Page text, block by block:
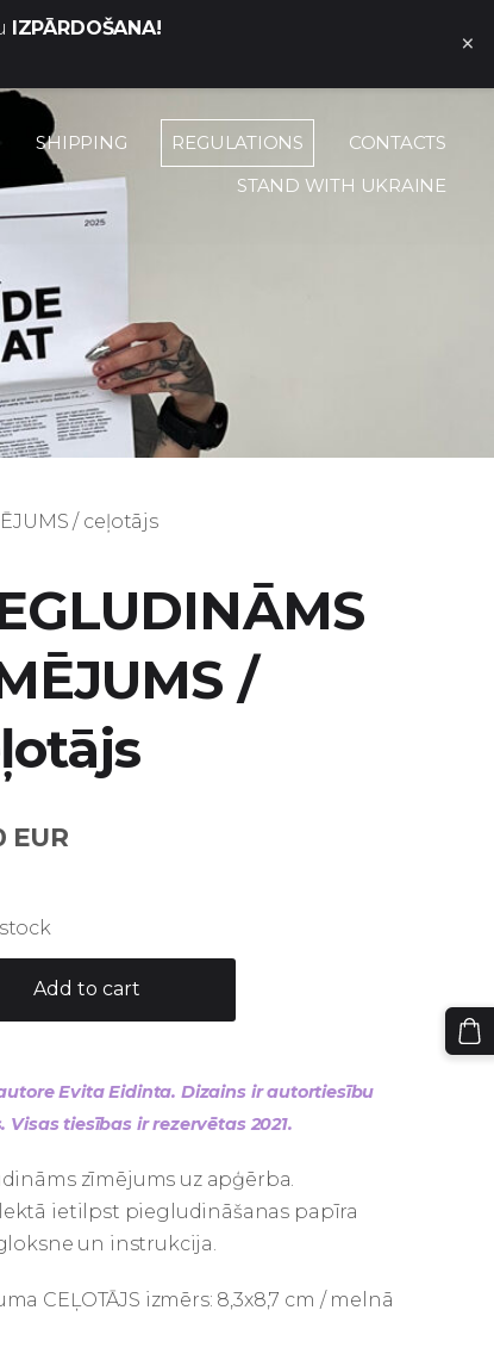
IZPĀRDOŠANA!
×
SHIPPING REGULATIONS
CONTACTS
STAND WITH UKRAINE
/ ceļotājs
/
EUR
Add to cart
Evita Eidinta. Dizains ir autortiesību
Visas tiesības ir rezervētas 2021.
zīmējums uz apģērba.
ietilpst piegludināšanas papīra
un instrukcija.
CEĻOTĀJS izmērs: 8,3x8,7 cm / melnā